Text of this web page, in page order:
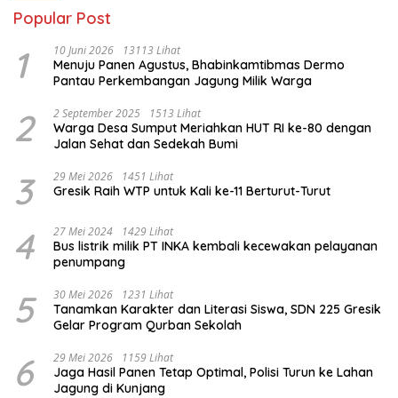
Popular Post
1 10 Juni 2026 13113 Lihat
Menuju Panen Agustus, Bhabinkamtibmas Dermo
Pantau Perkembangan Jagung Milik Warga
2 2 September 2025 1513 Lihat
Warga Desa Sumput Meriahkan HUT RI ke-80 dengan
Jalan Sehat dan Sedekah Bumi ‎
3 29 Mei 2026 1451 Lihat
Gresik Raih WTP untuk Kali ke-11 Berturut-Turut
4 27 Mei 2024 1429 Lihat
Bus listrik milik PT INKA kembali kecewakan pelayanan
penumpang
5 30 Mei 2026 1231 Lihat
Tanamkan Karakter dan Literasi Siswa, SDN 225 Gresik
Gelar Program Qurban Sekolah
6 29 Mei 2026 1159 Lihat
Jaga Hasil Panen Tetap Optimal, Polisi Turun ke Lahan
Jagung di Kunjang